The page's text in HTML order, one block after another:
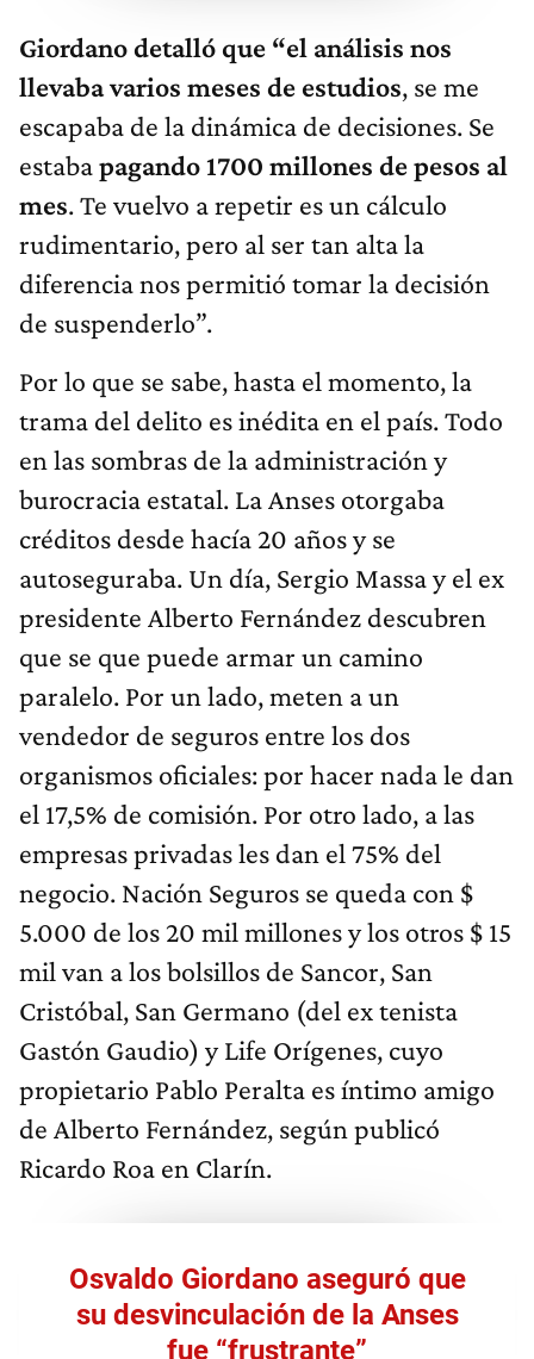
Giordano detalló que “el análisis nos
llevaba varios meses de estudios, se me
escapaba de la dinámica de decisiones. Se
estabapagando 1700 millones de pesos al
mes. Te vuelvo a repetir es un cálculo
rudimentario, pero al ser tan alta la
diferencia nos permitió tomar la decisión
de suspenderlo”.
Por lo que se sabe, hasta el momento, la
trama del delito es inédita en el país. Todo
en las sombras de la administración y
burocracia estatal. La Anses otorgaba
créditos desde hacía 20 años y se
autoseguraba. Un día, Sergio Massa y el ex
presidente Alberto Fernández descubren
que se que puede armar un camino
paralelo. Por un lado, meten a un
vendedor de seguros entre los dos
organismos oficiales: por hacer nada le dan
el 17,5% de comisión. Por otro lado, a las
empresas privadas les dan el 75% del
negocio. Nación Seguros se queda con $
5.000 de los 20 mil millones y los otros $ 15
mil van a los bolsillos de Sancor, San
Cristóbal, San Germano (del ex tenista
Gastón Gaudio) y Life Orígenes, cuyo
propietario Pablo Peralta es íntimo amigo
de Alberto Fernández, según publicó
Ricardo Roa en Clarín.
Osvaldo Giordano aseguró que
su desvinculación de la Anses
fue “frustrante”